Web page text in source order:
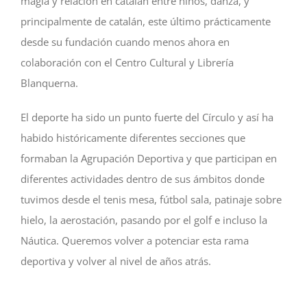
principalmente de catalán, este último prácticamente
desde su fundación cuando menos ahora en
colaboración con el Centro Cultural y Librería
Blanquerna.
El deporte ha sido un punto fuerte del Círculo y así ha
habido históricamente diferentes secciones que
formaban la Agrupación Deportiva y que participan en
diferentes actividades dentro de sus ámbitos donde
tuvimos desde el tenis mesa, fútbol sala, patinaje sobre
hielo, la aerostación, pasando por el golf e incluso la
Náutica. Queremos volver a potenciar esta rama
deportiva y volver al nivel de años atrás.